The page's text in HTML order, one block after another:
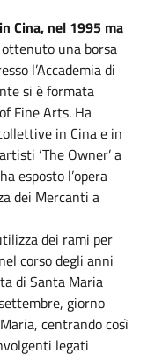
Cina, nel 1995 ma
ottenuto una borsa
l’Accademia di
si è formata
Fine Arts. Ha
in Cina e in
‘The Owner’ a
esposto l’opera
dei Mercanti a
dei rami per
corso degli anni
di Santa Maria
giorno
centrando così
legati